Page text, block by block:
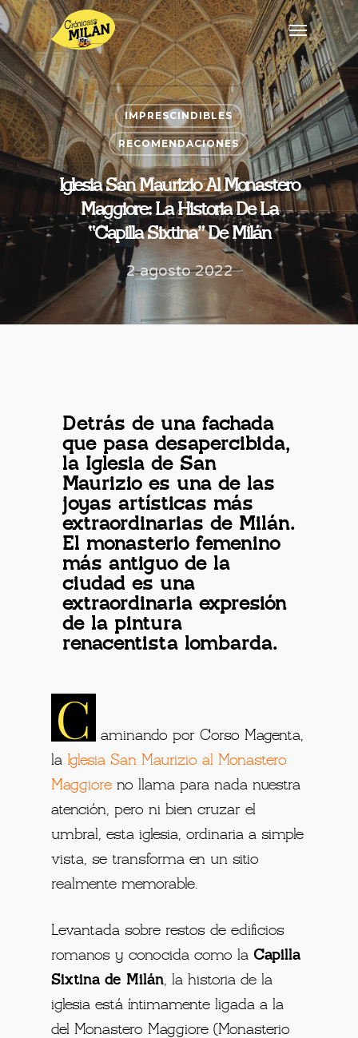
IMPRESCINDIBLES
RECOMENDACIONES
Iglesia San Maurizio Al Monastero
Maggiore: La Historia De La
“Capilla Sixtina” De Milán
2 agosto 2022
Detrás de una fachada
que pasa desapercibida,
la Iglesia de San
Maurizio es una de las
joyas artísticas más
extraordinarias de Milán.
El monasterio femenino
más antiguo de la
ciudad es una
extraordinaria expresión
de la pintura
renacentista lombarda.
C
aminando por Corso Magenta,
la Iglesia San Maurizio al Monastero
Maggiore no llama para nada nuestra
atención, pero ni bien cruzar el
umbral, esta iglesia, ordinaria a simple
vista, se transforma en un sitio
realmente memorable.
Levantada sobre restos de edificios
romanos y conocida como laCapilla
Sixtina de Milán, la historia de la
iglesia está íntimamente ligada a la
del Monastero Maggiore (Monasterio